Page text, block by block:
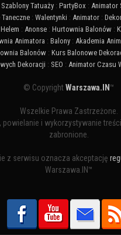
Szablony Tatuaży : PartyBox : Animator
: Walentynki : Animator :
: Anonse : Hurtownia Balonów :
Animatora : Balony : Akademia
Balonów : Kurs Balonowe
Dekoracji : SEO : Animator Czasu
© CopyrightWarszawa.IN ™
Wszelkie Prawa Zastrzeżone.
powielanie i wykorzystywanie
zabronione.
z serwisu oznacza akceptację
Warszawa.IN™